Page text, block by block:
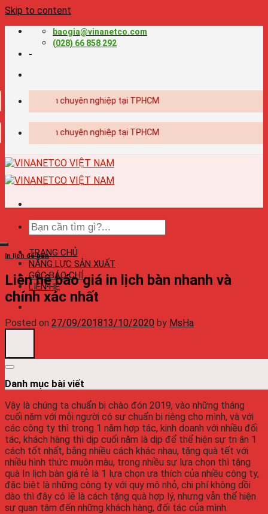
Skip to content
baogia@vinanetco.com
(028) 66 858 292
-
- in ấn chuyên nghiệp tại TPHCM
- in ấn chuyên nghiệp tại TPHCM
TRANG CHỦ
NĂNG LỰC SẢN XUẤT
GÓC BÁO CHÍ
LIÊN HỆ
In lịch để bàn
Liên hệ báo giá in lịch bàn nhanh và
chính xác nhất
Posted on 27/09/201813/10/2020 by MsHa
Danh mục bài viết
Vậy là chúng ta chuẩn bị chào đón 2019, vào những tháng
cuối năm với mỗi người có sự chuẩn bị riêng cho mình, và với
các công ty thì trong 1 năm hợp tác, kinh doanh với nhiều đối
tác, khách hàng thì dịp cuối năm là dịp để thể hiện sự tri ân 1
cách tốt nhất, bằng nhiều cách khác nhau, tặng quà tết với
nhiều hình thức muôn màu, trong nhiều sự lựa chọn thì tặng
quà In lịch bàn giá rẻ là 1 lựa chọn ưa thích của nhiều công ty,
đặc biệt là những công ty với quy mô nhỏ, chi phí không dồi
dào thì đây có lẽ là cách tặng quà hợp lý, nhưng vẫn thể hiện
sự quan tâm đến những khách hàng, đối tác của mình.